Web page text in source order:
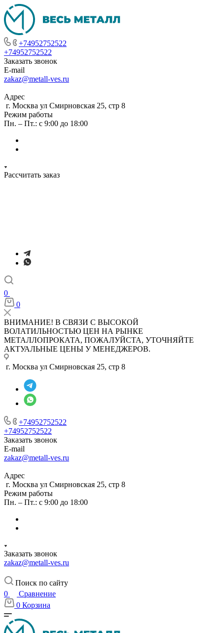
+74952752522
+74952752522
Заказать звонок
E-mail
zakaz@metall-ves.ru
Адрес
г. Москва ул Смирновская 25, стр 8
Режим работы
Пн. – Пт.: с 9:00 до 18:00
Рассчитать заказ
0
0
ВНИМАНИЕ! В СВЯЗИ С ВЫСОКОЙ
ВОЛАТИЛЬНОСТЬЮ ЦЕН НА РЫНКЕ
МЕТАЛЛОПРОКАТА, ПОЖАЛУЙСТА, УТОЧНЯЙТЕ
АКТУАЛЬНЫЕ ЦЕНЫ У МЕНЕДЖЕРОВ.
г. Москва ул Смирновская 25, стр 8
+74952752522
+74952752522
Заказать звонок
E-mail
zakaz@metall-ves.ru
Адрес
г. Москва ул Смирновская 25, стр 8
Режим работы
Пн. – Пт.: с 9:00 до 18:00
Заказать звонок
zakaz@metall-ves.ru
Поиск по сайту
0
Сравнение
0 Корзина